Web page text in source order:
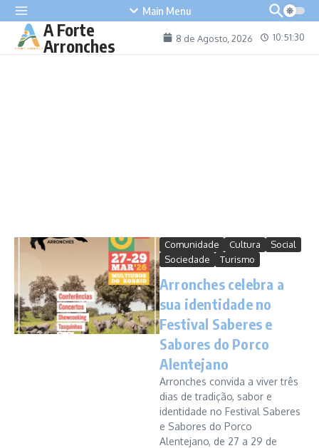
content Main Menu
A Forte
Arronches 8 de Agosto, 2026 10:51:30
Comunidade Cultura
Social
Sociedade
Turismo
Arronches celebra a
sua identidade no
Festival Saberes e
Sabores do Porco
Alentejano
Arronches convida a viver três
dias de tradição, sabor e
identidade no Festival Saberes
e Sabores do Porco
Alentejano, de 27 a 29 de